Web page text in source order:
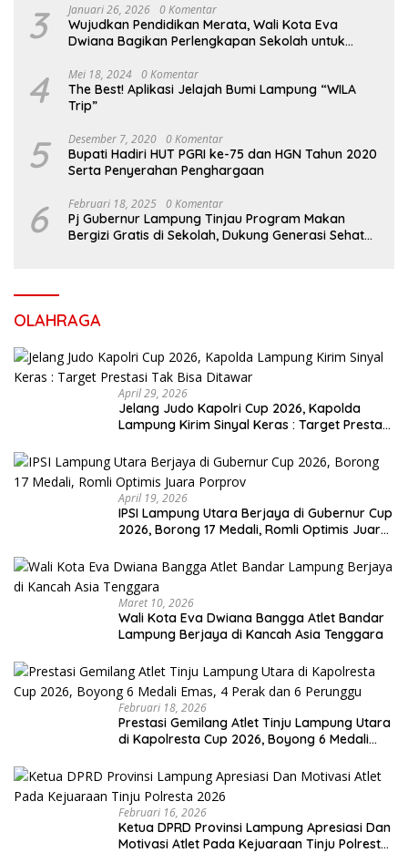
3 Januari 26, 2026 0 Komentar
Wujudkan Pendidikan Merata, Wali Kota Eva
Dwiana Bagikan Perlengkapan Sekolah untuk
4 Mei 18, 2024 0 Komentar
The Best! Aplikasi Jelajah Bumi Lampung “WILA
Trip”
5 Desember 7, 2020 0 Komentar
Bupati Hadiri HUT PGRI ke-75 dan HGN Tahun 2020
Serta Penyerahan Penghargaan
6 Februari 18, 2025 0 Komentar
Pj Gubernur Lampung Tinjau Program Makan
Bergizi Gratis di Sekolah, Dukung Generasi Sehat
OLAHRAGA
April 29, 2026
Jelang Judo Kapolri Cup 2026, Kapolda
Lampung Kirim Sinyal Keras : Target Prestasi
April 19, 2026
IPSI Lampung Utara Berjaya di Gubernur Cup
2026, Borong 17 Medali, Romli Optimis Juara
Maret 10, 2026
Wali Kota Eva Dwiana Bangga Atlet Bandar
Lampung Berjaya di Kancah Asia Tenggara
Februari 18, 2026
Prestasi Gemilang Atlet Tinju Lampung Utara
di Kapolresta Cup 2026, Boyong 6 Medali
Februari 16, 2026
Ketua DPRD Provinsi Lampung Apresiasi Dan
Motivasi Atlet Pada Kejuaraan Tinju Polresta